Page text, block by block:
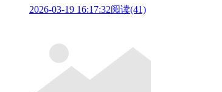
2026-03-19 16:17:32阅读(41)